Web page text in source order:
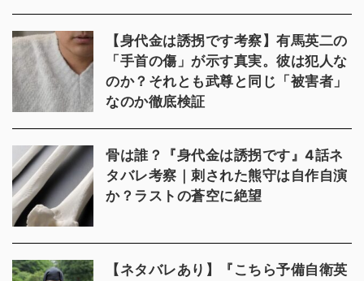
【身代金は誘拐です考察】有馬英二の
「手首の傷」が示す真実。彼は犯人な
のか？それとも武尊と同じ「被害者」
なのか徹底検証
骨は誰？『身代金は誘拐です』4話ネ
タバレ考察｜刺された熊守は自作自演
か？ラストの蒼空に絶望
【ネタバレあり】『こちら予備自衛英